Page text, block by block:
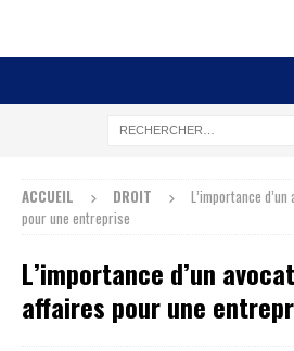
ACCUEIL DROIT
L’importance
pour une entreprise
L’importance d’un
affaires pour une